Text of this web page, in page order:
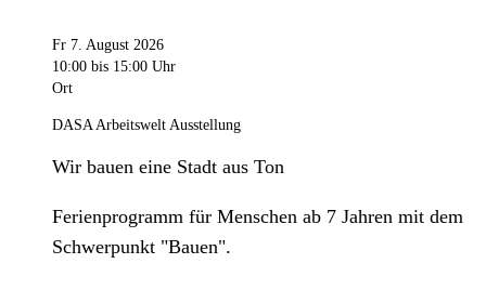
Fr 7. August 2026
10:00 bis 15:00 Uhr
Ort
DASA Arbeitswelt Ausstellung
Wir bauen eine Stadt aus Ton
Ferienprogramm für Menschen ab 7 Jahren mit dem
Schwerpunkt "Bauen".